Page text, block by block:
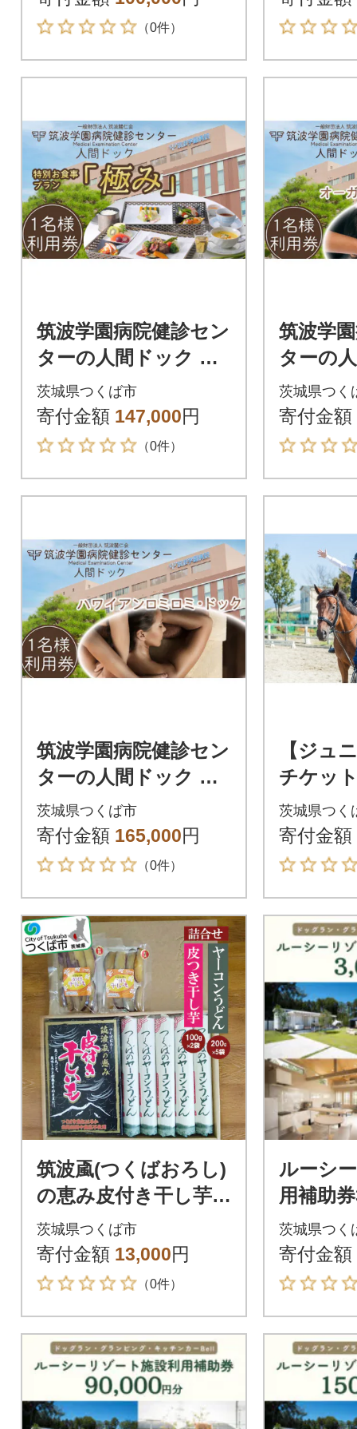
（0件）
付き)】
筑波学園病院健診セン
ターの人間ドック 特
別お食事プラン「極
み」
茨城県つくば市
寄付金額 147,000円
（0件）
筑波学
ターの
ーガニ
ドック
茨城県つく
寄付金額
筑波学園病院健診セン
ターの人間ドック ハ
ワイアンロミロミ・
ドック
茨城県つくば市
寄付金額 165,000円
（0件）
【ジュ
チケッ
茨城県つく
寄付金額
筑波颪(つくばおろし)
の恵み皮付き干し芋&
つくばのヤーコンう
どんの詰め合わせ
茨城県つくば市
寄付金額 13,000円
（0件）
ルーシ
用補助
泊 体験
ドッグ
茨城県つく
寄付金額